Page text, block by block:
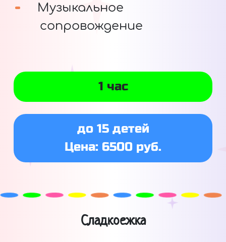
Музыкальное
сопровождение
1 час
до 15 детей
Цена: 6500 руб.
Сладкоежка